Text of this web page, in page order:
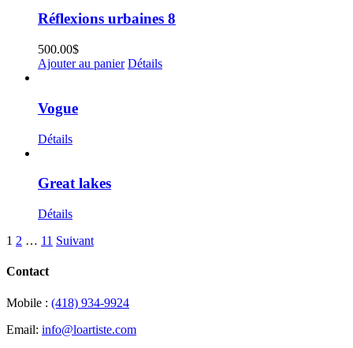
Réflexions urbaines 8
500.00$
Ajouter au panier Détails
Vogue
Détails
Great lakes
Détails
1 2 … 11 Suivant
Contact
Mobile : (418) 934-9924
Email: info@loartiste.com